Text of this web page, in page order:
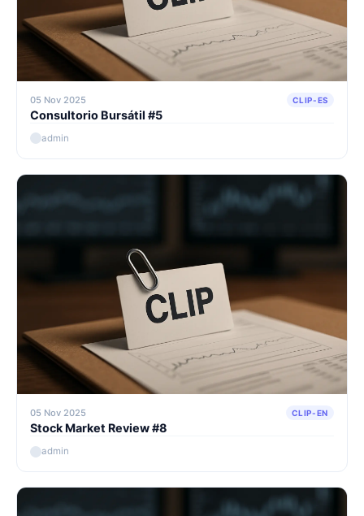
05 Nov 2025 CLIP-ES
Consultorio Bursátil #5
admin
05 Nov 2025 CLIP-EN
Stock Market Review #8
admin